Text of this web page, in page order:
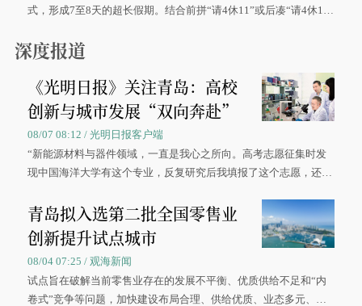
式，形成7至8天的超长假期。结合前拼“请4休11”或后凑“请4休1
深度报道
《光明日报》关注青岛：高校
创新与城市发展“双向奔赴”
08/07 08:12 / 光明日报客户端
“新能源材料与器件领域，一直是我心之所向。高考志愿征集时发
现中国海洋大学有这个专业，反复研究后我填报了这个志愿，还真
大学材料科学与工程学院材料类专业的录取通知书。
青岛拟入选第二批全国零售业
创新提升试点城市
08/04 07:25 / 观海新闻
试点旨在破解当前零售业存在的发展不平衡、优质供给不足和“内
卷式”竞争等问题，加快建设布局合理、供给优质、业态多元、智